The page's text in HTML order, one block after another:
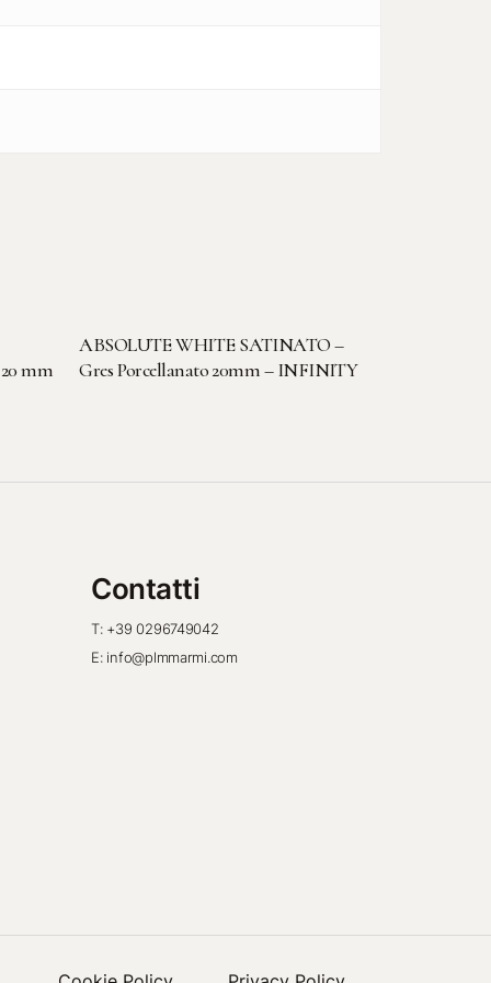
mm
LEGGI TUTTO
ABSOLUTE WHITE SATINATO –
Gres Porcellanato 20mm – INFINITY
Contatti
T: +39 0296749042
E: info@plmmarmi.com